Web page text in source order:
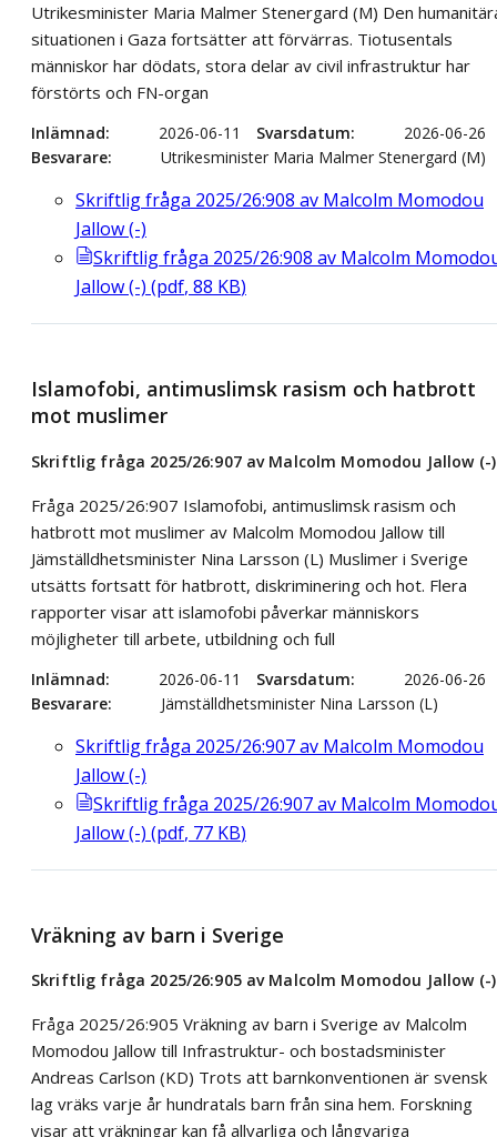
Utrikesminister Maria Malmer Stenergard (M) Den
situationen i Gaza fortsätter att förvärras. Tiotusentals
människor har dödats, stora delar av civil infrastruktur har
förstörts och FN-organ
Inlämnad 2026-06-11 Svarsdatum
2026-06-26
Besvarare
Utrikesminister Maria Malmer Stenergard (M)
Skriftlig fråga 2025/26:908 av Malcolm Momodou
Jallow (-)
Skriftlig fråga 2025/26:908 av Malcolm
Jallow (-) (pdf, 88 KB)
Islamofobi, antimuslimsk rasism och hatbrott
mot muslimer
Skriftlig fråga 2025/26:907 av Malcolm Momodou Jallow (-)
Fråga 2025/26:907 Islamofobi, antimuslimsk rasism och
hatbrott mot muslimer av Malcolm Momodou Jallow till
Jämställdhetsminister Nina Larsson (L) Muslimer i Sverige
utsätts fortsatt för hatbrott, diskriminering och hot. Flera
rapporter visar att islamofobi påverkar människors
möjligheter till arbete, utbildning och full
Inlämnad 2026-06-11 Svarsdatum
2026-06-26
Besvarare
Jämställdhetsminister Nina Larsson (L)
Skriftlig fråga 2025/26:907 av Malcolm Momodou
Jallow (-)
Skriftlig fråga 2025/26:907 av Malcolm
Jallow (-) (pdf, 77 KB)
Vräkning av barn i Sverige
Skriftlig fråga 2025/26:905 av Malcolm Momodou Jallow (-)
Fråga 2025/26:905 Vräkning av barn i Sverige av Malcolm
Momodou Jallow till Infrastruktur- och bostadsminister
Andreas Carlson (KD) Trots att barnkonventionen är svensk
lag vräks varje år hundratals barn från sina hem. Forskning
visar att vräkningar kan få allvarliga och långvariga